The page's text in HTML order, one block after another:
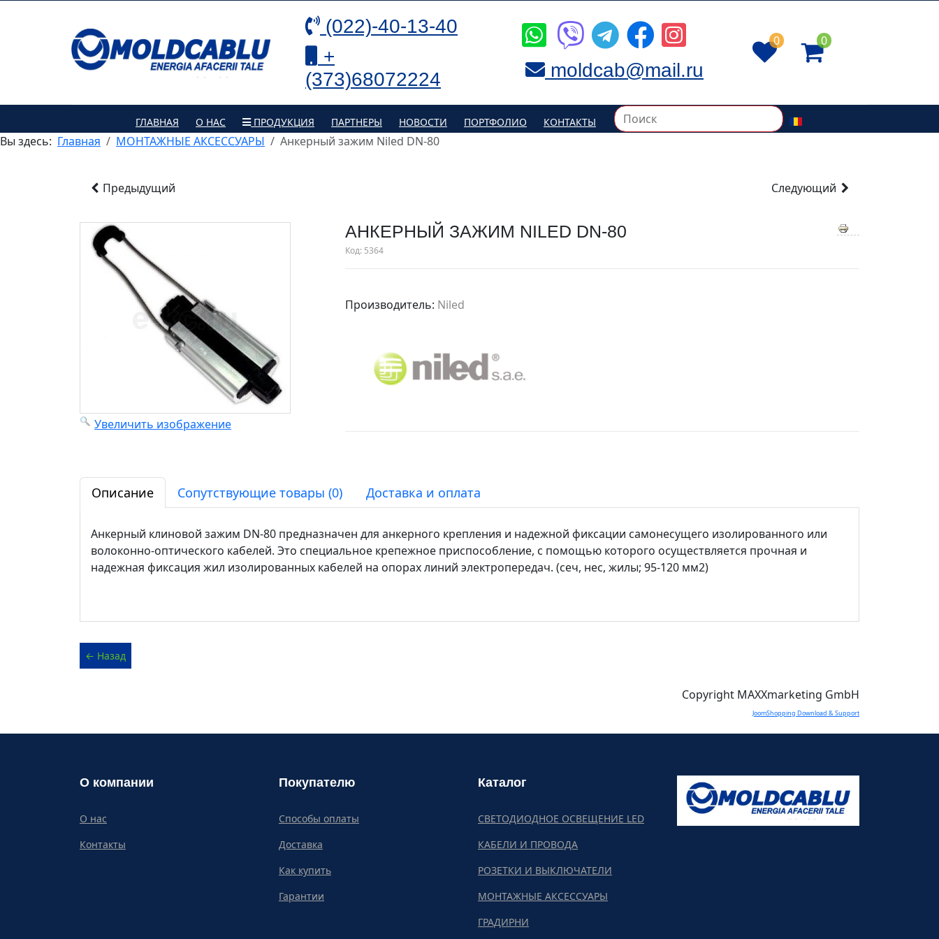
(022)-40-13-40
+
(373)68072224
moldcab@mail.ru
0 0
ГЛАВНАЯ О НАС ПРОДУКЦИЯ ПАРТНЕРЫ НОВОСТИ ПОРТФОЛИО КОНТАКТЫ
Вы здесь: Главная МОНТАЖНЫЕ АКСЕССУАРЫ Анкерный зажим Niled DN-80
Предыдущий Следующий
Увеличить изображение
АНКЕРНЫЙ ЗАЖИМ NILED DN-80
Код: 5364
Производитель: Niled
Описание Сопутствующие товары (0) Доставка и оплата
Анкерный клиновой зажим DN-80 предназначен для анкерного крепления и надежной фиксации самонесущего изолированного или
волоконно-оптического кабелей. Это специальное крепежное приспособление, с помощью которого осуществляется прочная и
надежная фиксация жил изолированных кабелей на опорах линий электропередач. (сеч, нес, жилы; 95-120 мм2)
Copyright MAXXmarketing GmbH
JoomShopping Download & Support
О компании
О нас
Контакты
Покупателю
Способы оплаты
Доставка
Как купить
Гарантии
Каталог
СВЕТОДИОДНОЕ ОСВЕЩЕНИЕ LED
КАБЕЛИ И ПРОВОДА
РОЗЕТКИ И ВЫКЛЮЧАТЕЛИ
МОНТАЖНЫЕ АКСЕССУАРЫ
ГРАДИРНИ